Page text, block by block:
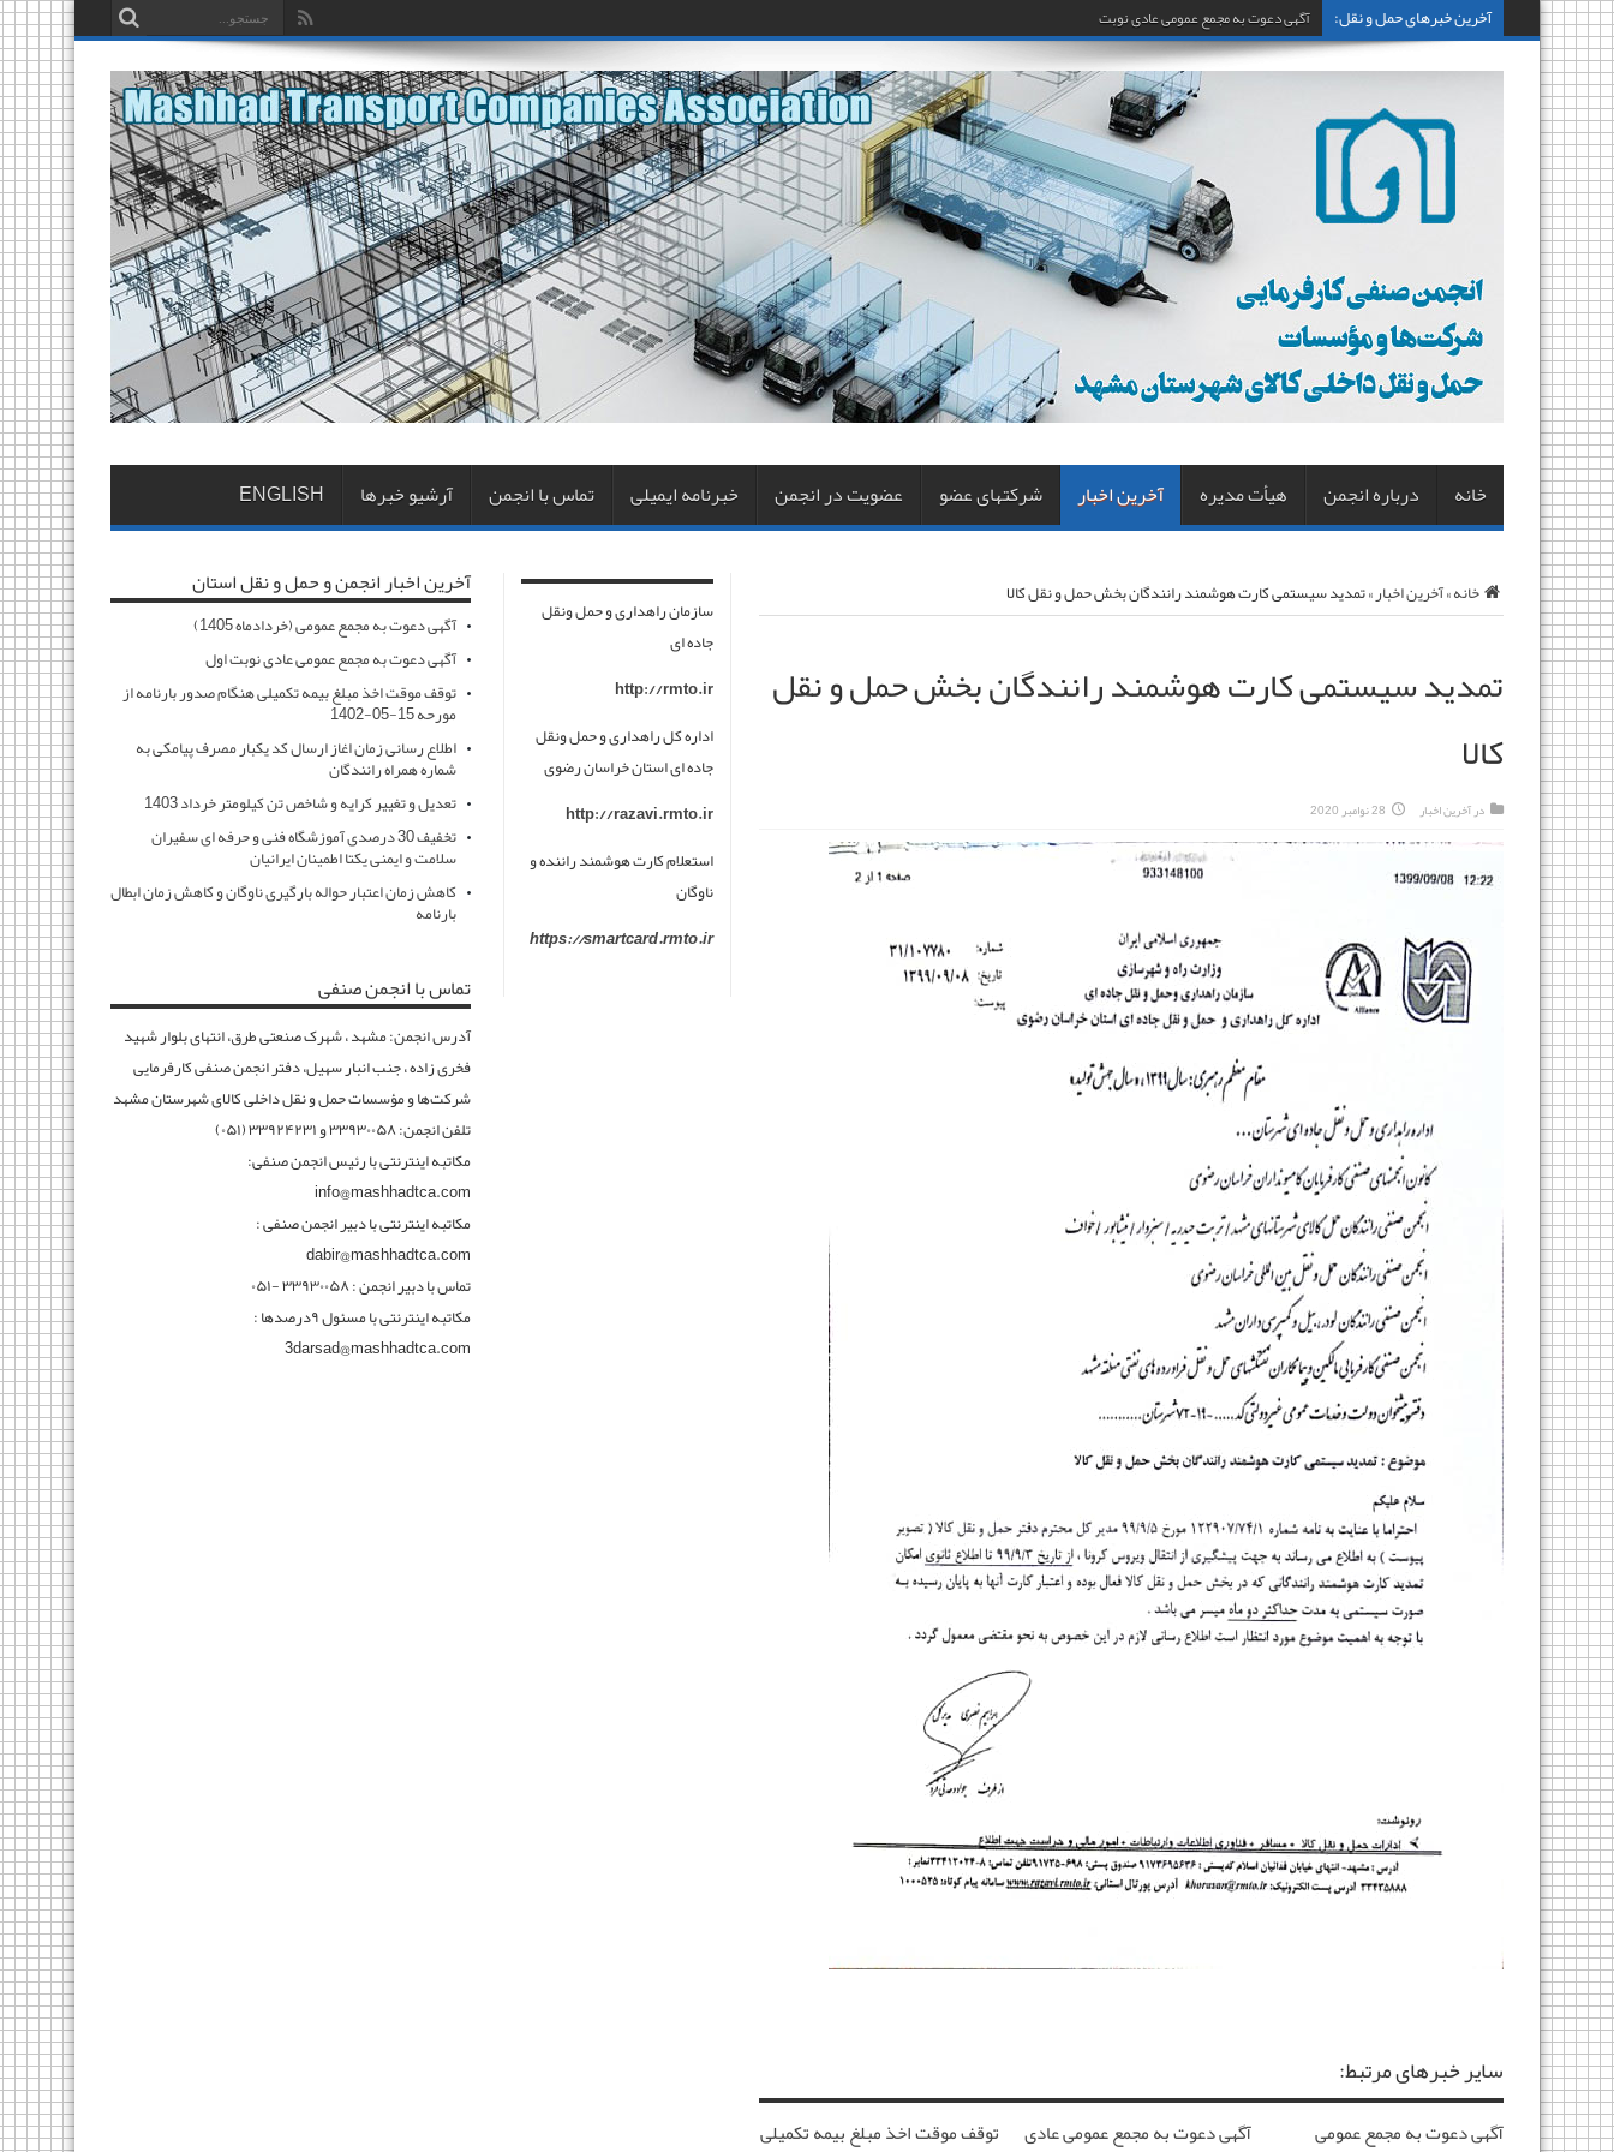
آخرین خبرهای حمل و نقل: آگهی دعوت به مجمع عمومی عادی نوبت اول
خانه درباره انجمن هیأت مدیره آخرین اخبار شرکتهای عضو عضویت در انجمن خبرنامه ایمیلی تماس با انجمن آرشیو خبرها ENGLISH
خانه»آخرین اخبار»تمدید سیستمی کارت هوشمند رانندگان بخش حمل و نقل کالا
تمدید سیستمی کارت هوشمند رانندگان بخش حمل و نقل
کالا
درآخرین اخبار 28 نوامبر 2020
سایر خبرهای مرتبط:
آگهی دعوت به مجمع عمومی
آگهی دعوت به مجمع عمومی عادی
توقف موقت اخذ مبلغ بیمه تکمیلی
سازمان راهداری و حمل ونقل
جاده ای
http://rmto.ir
اداره کل راهداری و حمل ونقل
جاده ای استان خراسان رضوی
http://razavi.rmto.ir
استعلام کارت هوشمند راننده و
ناوگان
https://smartcard.rmto.ir
آخرین اخبار انجمن و حمل و نقل استان
آگهی دعوت به مجمع عمومی (خردادماه 1405)
آگهی دعوت به مجمع عمومی عادی نوبت اول
توقف موقت اخذ مبلغ بیمه تکمیلی هنگام صدور بارنامه از
مورحه 15-05-1402
اطلاع رسانی زمان اغاز ارسال کد یکبار مصرف پیامکی به
شماره همراه رانندگان
تعدیل و تغییر کرایه و شاخص تن کیلومتر خرداد 1403
تخفیف 30 درصدی آموزشگاه فنی و حرفه ای سفیران
سلامت و ایمنی یکتا اطمینان ایرانیان
کاهش زمان اعتبار حواله بارگیری ناوگان و کاهش زمان ابطال
بارنامه
تماس با انجمن صنفی
آدرس انجمن: مشهد ، شهرک صنعتی طرق، انتهای بلوار شهید
فخری زاده ، جنب انبار سهیل، دفتر انجمن صنفی کارفرمایی
شرکت‌ها و مؤسسات حمل و نقل داخلی کالای شهرستان مشهد
تلفن انجمن: ۳۳۹۳۰۰۵۸ و ۳۳۹۲۴۲۳۱ (۰۵۱)
مکاتبه اینترنتی با رئیس انجمن صنفی:
info@mashhadtca.com
مکاتبه اینترنتی با دبیر انجمن صنفی :
dabir@mashhadtca.com
تماس با دبیر انجمن : ۳۳۹۳۰۰۵۸ -۰۵۱
مکاتبه اینترنتی با مسئول ۹درصدها :
3darsad@mashhadtca.com